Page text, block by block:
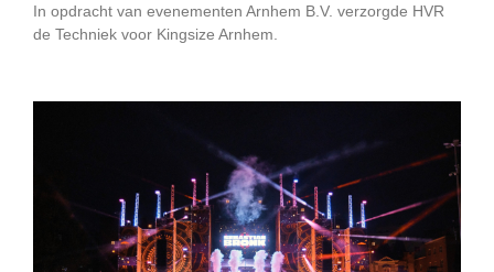
In opdracht van evenementen Arnhem B.V. verzorgde HVR
de Techniek voor Kingsize Arnhem.